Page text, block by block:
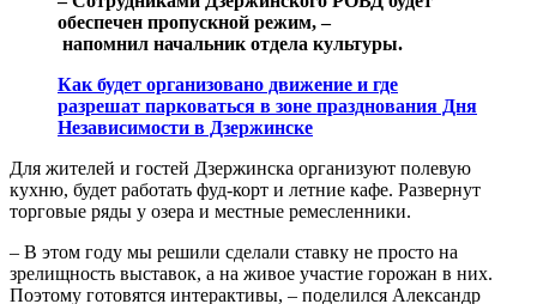
обеспечен пропускной режим, –
напомнил начальник отдела культуры.
Как будет организовано движение и где
разрешат парковаться в зоне празднования Дня
Независимости в Дзержинске
Для жителей и гостей Дзержинска организуют полевую
кухню, будет работать фуд-корт и летние кафе. Развернут
торговые ряды у озера и местные ремесленники.
– В этом году мы решили сделали ставку не просто на
зрелищность выставок, а на живое участие горожан в них.
Поэтому готовятся интерактивы, – поделился Александр